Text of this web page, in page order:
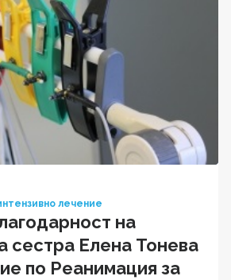
лечение
на
сестра Елена Тонева
по Реанимация за